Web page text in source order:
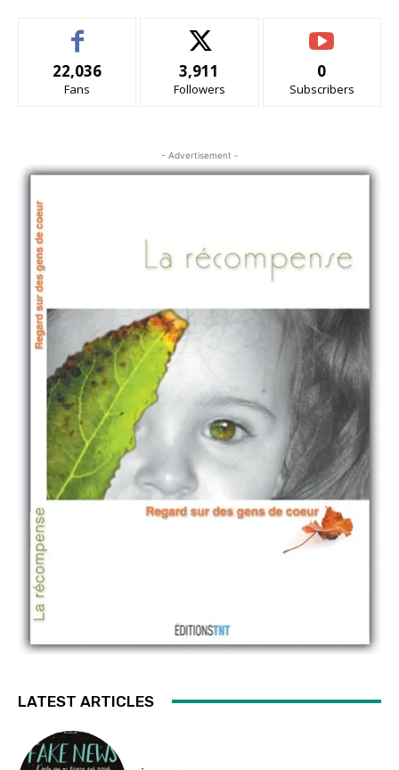
22,036
Fans
3,911
Followers
0
Subscribers
- Advertisement -
LATEST ARTICLES